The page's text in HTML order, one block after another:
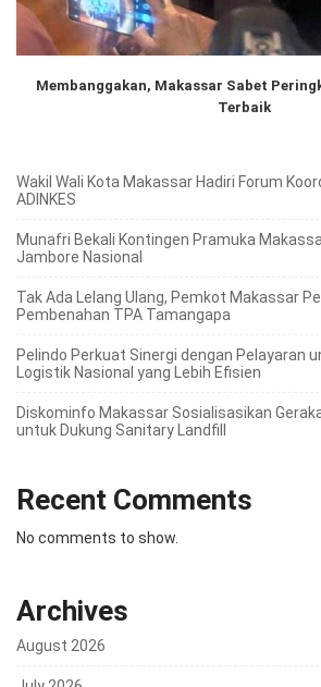
Membanggakan, Makassar Sabet
Terbaik
Wakil Wali Kota Makassar Hadiri Forum
ADINKES
Munafri Bekali Kontingen Pramuka
Jambore Nasional
Tak Ada Lelang Ulang, Pemkot Makassar
Pembenahan TPA Tamangapa
Pelindo Perkuat Sinergi dengan Pelayaran
Logistik Nasional yang Lebih Efisien
Diskominfo Makassar Sosialisasikan
untuk Dukung Sanitary Landfill
Recent Comments
No comments to show.
Archives
August 2026